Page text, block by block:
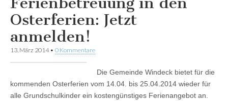
Osterferien: Jetzt
anmelden!
13. März 2014• 0 Kommentare
Die Gemeinde Windeck bietet für die
kommenden Osterferien vom 14.04. bis 25.04.2014 wieder für
alle Grundschulkinder ein kostengünstiges Ferienangebot an.